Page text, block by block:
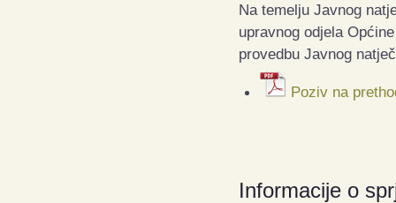
Na temelju Javnog
upravnog odjela
provedbu Javnog
Poziv na
Informacije o